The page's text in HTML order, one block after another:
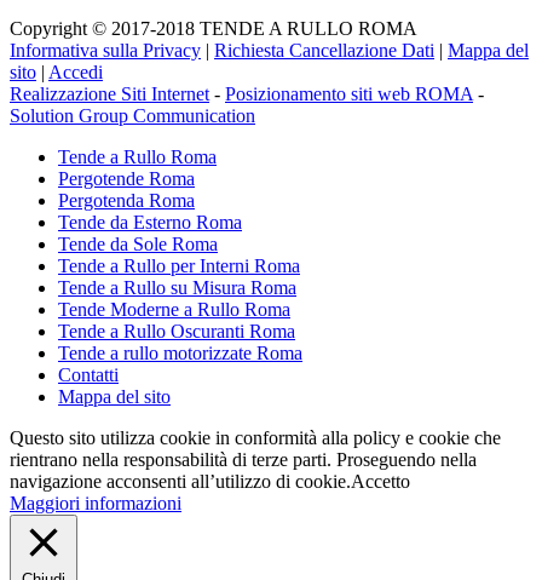
Copyright © 2017-2018 TENDE A RULLO ROMA
Informativa sulla Privacy | Richiesta Cancellazione Dati | Mappa del
sito | Accedi
Realizzazione Siti Internet - Posizionamento siti web ROMA -
Solution Group Communication
Tende a Rullo Roma
Pergotende Roma
Pergotenda Roma
Tende da Esterno Roma
Tende da Sole Roma
Tende a Rullo per Interni Roma
Tende a Rullo su Misura Roma
Tende Moderne a Rullo Roma
Tende a Rullo Oscuranti Roma
Tende a rullo motorizzate Roma
Contatti
Mappa del sito
Questo sito utilizza cookie in conformità alla policy e cookie che
rientrano nella responsabilità di terze parti. Proseguendo nella
navigazione acconsenti all’utilizzo di cookie.Accetto
Maggiori informazioni